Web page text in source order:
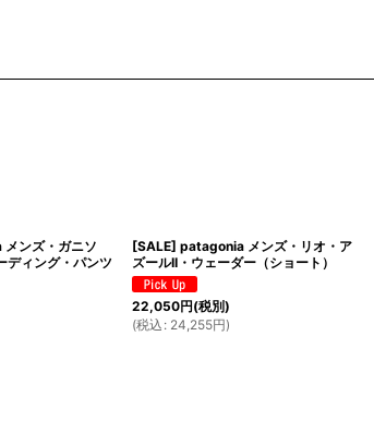
ンズ・ガニソ
ディング・パンツ
[SALE] patagonia メンズ・リオ・ア
ズールII・ウェーダー（ショート）
22,050円(税別)
(税込 : 24,255円)